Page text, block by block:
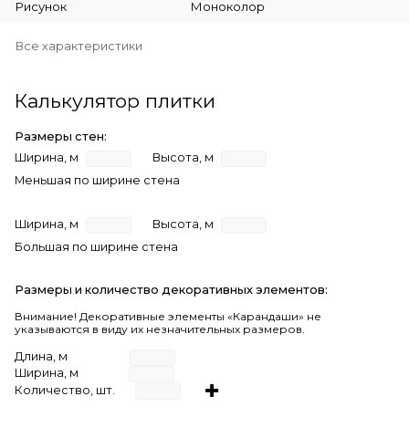
Рисунок Моноколор
Все характеристики
Калькулятор плитки
Размеры стен:
Ширина, м
Высота, м
Меньшая по ширине стена
Ширина, м
Высота, м
Большая по ширине стена
Размеры и количество декоративных элементов:
Внимание! Декоративные элементы «Карандаши» не
указываются в виду их незначительных размеров.
Длина, м
Ширина, м
Количество, шт.